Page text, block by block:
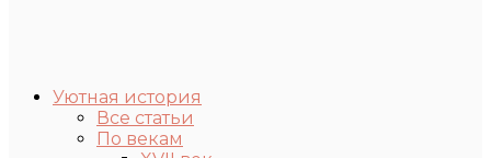
Уютная история
Все статьи
По векам